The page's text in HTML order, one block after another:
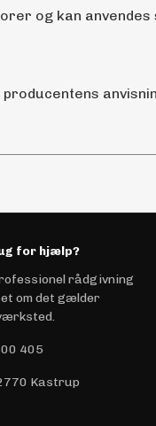
og kan
for hjælp?
rådgivning
om det gælder
405
Kastrup